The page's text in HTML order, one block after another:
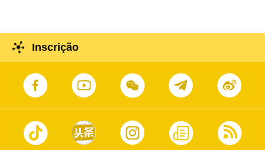
Inscrição